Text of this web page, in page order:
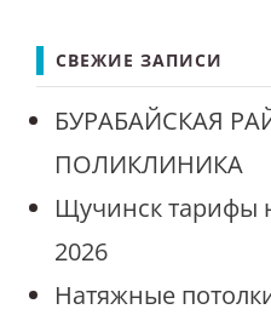
СВЕЖИЕ ЗАПИСИ
БУРАБАЙСКАЯ
ПОЛИКЛИНИКА
Щучинск тарифы
2026
Натяжные